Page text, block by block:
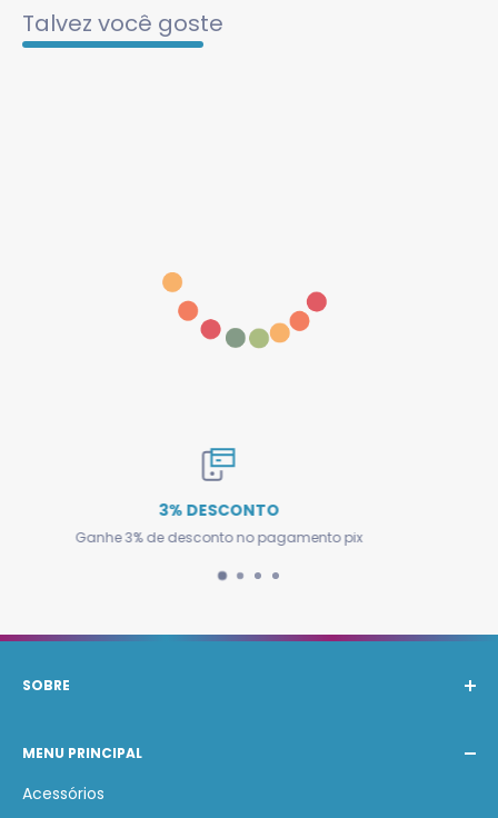
Talvez você goste
Envio rápido e entregamos para todo
SOBRE
melhores produtos nacionais e internacionais de
Estética Automotiva. Nosso compromisso é auxiliar na
MENU PRINCIPAL
Acessórios